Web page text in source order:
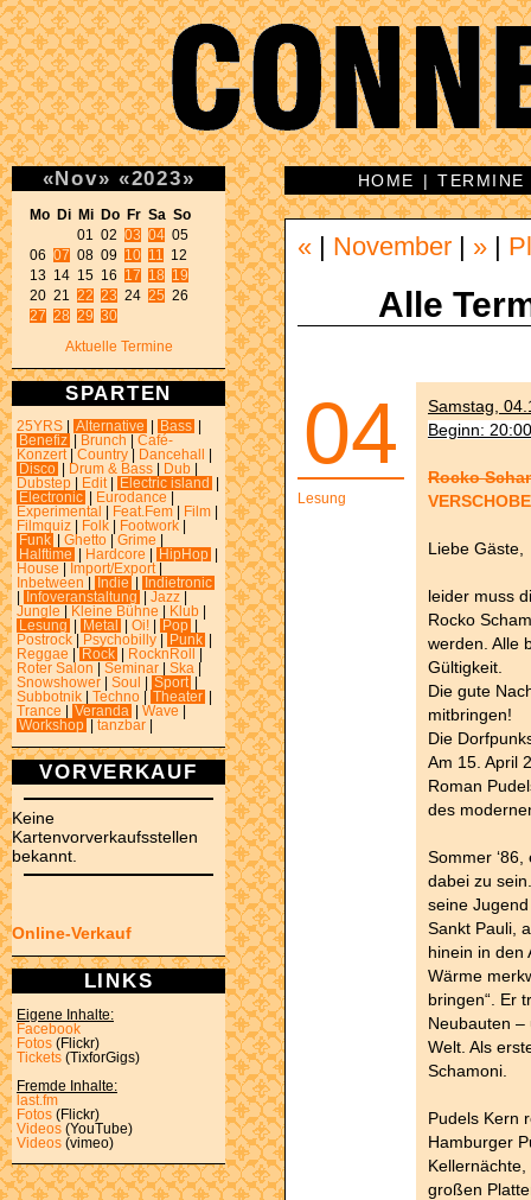
«Nov» «2023»
Mo Di Mi Do Fr Sa So
01 02 03 04 05
06 07 08 09 10 11
12
13 14 15 16 17 18
19
20 21 22 23 24 25
27 28 29 30
Aktuelle Termine
SPARTEN
25YRS Alternative Bass
Benefiz
Brunch
Café-
Konzert
Country Dancehall
Disco
Drum & Bass Dub
Dubstep
Edit Electric island
Electronic
Eurodance
Experimental
Feat.Fem Film
Filmquiz
Folk Footwork
Funk
Ghetto Grime
Halftime
Hardcore HipHop
House
Import/Export
Inbetween
Indie
Indietronic
Infoveranstaltung Jazz
Jungle
Kleine Bühne Klub
Lesung
Metal Oi! Pop
Postrock
Psychobilly Punk
Reggae
Rock RocknRoll
Roter Salon
Seminar Ska
Snowshower
Soul Sport
Subbotnik
Techno Theater
Trance
Veranda Wave
Workshop
tanzbar
VORVERKAUF
Keine
Kartenvorverkaufsstellen
bekannt.
Online-Verkauf
LINKS
Eigene Inhalte:
Facebook
Fotos (Flickr)
Tickets (TixforGigs)
Fremde Inhalte:
last.fm
Fotos (Flickr)
Videos (YouTube)
Videos (vimeo)
HOME |TERMINE
« November »
Alle
04
Lesung
Samstag,
Beginn:
Rocko
Liebe Gäste,
leider muss
Rocko
werden. Alle
Gültigkeit.
Die gute
mitbringen!
Die
Am 15. April
Roman
des
Sommer
dabei zu
seine
Sankt Pauli,
hinein in den
Wärme
bringen“. Er
Neubauten –
Welt. Als
Schamoni.
Pudels Kern
Hamburger
großen